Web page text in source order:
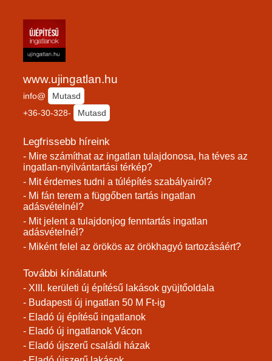
www.ujingatlan.hu
info@
Mutasd
+36-30-328-
Mutasd
Legfrissebb híreink
- Mire számíthat az ingatlan tulajdonosa, ha téves az
ingatlan-nyilvántartási térkép?
- Mit érdemes tudni a túlépítés szabályairól?
- Mi fán terem a függőben tartás ingatlan
adásvételnél?
- Mit jelent a tulajdonjog fenntartás ingatlan
adásvételnél?
- Miként felel az örökös az örökhagyó tartozásáért?
További kínálatunk
- XIII. kerületi új építésű lakások gyüjtőoldala
- Budapesti új ingatlan 50 M Ft-ig
- Eladó új építésű ingatlanok
- Eladó új ingatlanok Vácon
- Eladó újszerű családi házak